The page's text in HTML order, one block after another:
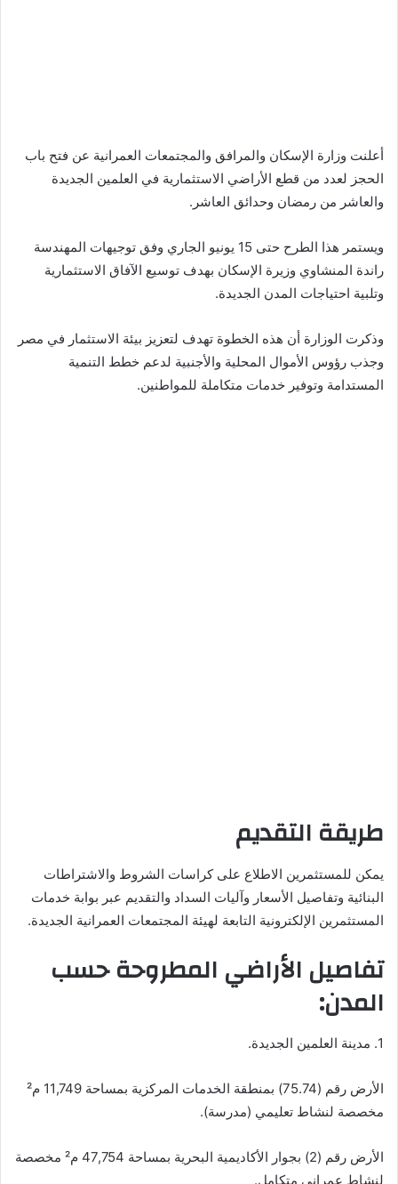
أعلنت وزارة الإسكان والمرافق والمجتمعات العمرانية عن فتح باب
الحجز لعدد من قطع الأراضي الاستثمارية في العلمين الجديدة
والعاشر من رمضان وحدائق العاشر.
ويستمر هذا الطرح حتى 15 يونيو الجاري وفق توجيهات المهندسة
راندة المنشاوي وزيرة الإسكان بهدف توسيع الآفاق الاستثمارية
وتلبية احتياجات المدن الجديدة.
وذكرت الوزارة أن هذه الخطوة تهدف لتعزيز بيئة الاستثمار في مصر
وجذب رؤوس الأموال المحلية والأجنبية لدعم خطط التنمية
المستدامة وتوفير خدمات متكاملة للمواطنين.
طريقة التقديم
يمكن للمستثمرين الاطلاع على كراسات الشروط والاشتراطات
البنائية وتفاصيل الأسعار وآليات السداد والتقديم عبر بوابة خدمات
المستثمرين الإلكترونية التابعة لهيئة المجتمعات العمرانية الجديدة.
تفاصيل الأراضي المطروحة حسب
المدن:
1. مدينة العلمين الجديدة.
الأرض رقم (75.74) بمنطقة الخدمات المركزية بمساحة 11,749 م²
مخصصة لنشاط تعليمي (مدرسة).
الأرض رقم (2) بجوار الأكاديمية البحرية بمساحة 47,754 م² مخصصة
لنشاط عمراني متكامل.